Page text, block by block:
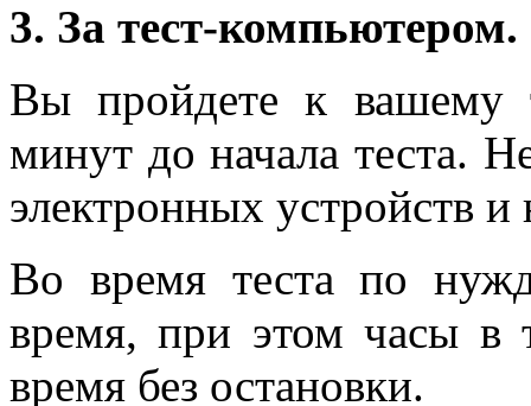
3. За тест-компьютером.
Вы пройдете к вашему
минут до начала теста.
электронных устройств
Во время теста по
время, при этом часы в
время без остановки.